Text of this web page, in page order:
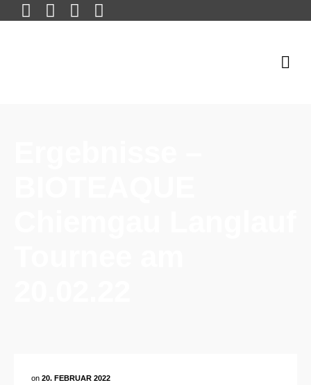
on 20. FEBRUAR 2022